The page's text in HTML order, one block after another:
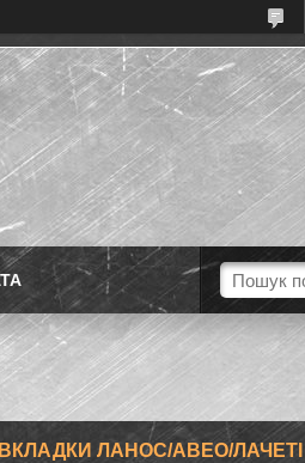
ВКЛАДКИ ЛАНОС/АВЕО/ЛАЧЕТІ